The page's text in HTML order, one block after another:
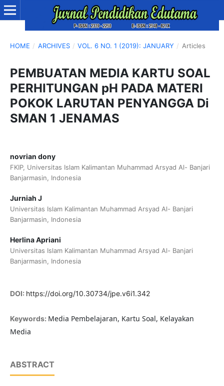
HOME / ARCHIVES / VOL. 6 NO. 1 (2019): JANUARY / Articles
PEMBUATAN MEDIA KARTU SOAL
PERHITUNGAN pH PADA MATERI
POKOK LARUTAN PENYANGGA Di
SMAN 1 JENAMAS
novrian dony
FKIP, Universitas Islam Kalimantan Muhammad Arsyad Al- Banjari
Banjarmasin, Indonesia
Jurniah J
Universitas Islam Kalimantan Muhammad Arsyad Al- Banjari
Banjarmasin, Indonesia
Herlina Apriani
Universitas Islam Kalimantan Muhammad Arsyad Al- Banjari
Banjarmasin, Indonesia
DOI: https://doi.org/10.30734/jpe.v6i1.342
Keywords: Media Pembelajaran, Kartu Soal, Kelayakan
Media
ABSTRACT